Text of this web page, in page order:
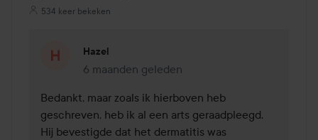
534 keer bekeken
Hazel
6 maanden geleden
Reactie geladen 6 maanden geleden
Bedankt, maar zoals ik hierboven heb
geschreven, heb ik al een arts geraadpleegd.
Hij bevestigde dat het dermatitis was